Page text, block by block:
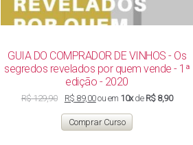
GUIA DO COMPRADOR DE VINHOS - Os
segredos revelados por quem vende - 1ª
edição - 2020
R$129,90
original
era:
R$ 129,90.
R$ 89,00O
atual
é:
R$ 89,00.
ou em 10xde R$ 8,90
Comprar Curso